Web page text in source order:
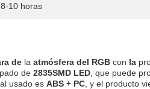
8-10 horas
de la atmósfera del RGB con la
de 2835SMD LED , que puede
usado es ABS + PC , y el producto